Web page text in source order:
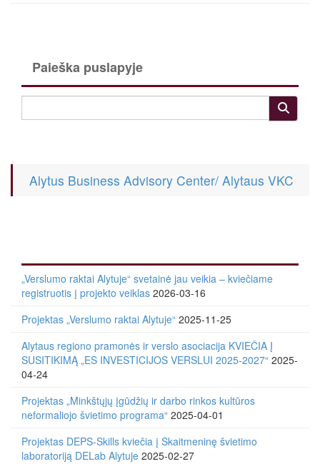
Paieška puslapyje
Alytus Business Advisory Center/ Alytaus VKC
„Verslumo raktai Alytuje“ svetainė jau veikia – kviečiame
registruotis į projekto veiklas 2026-03-16
Projektas „Verslumo raktai Alytuje“ 2025-11-25
Alytaus regiono pramonės ir verslo asociacija KVIEČIA Į
SUSITIKIMĄ „ES INVESTICIJOS VERSLUI 2025-2027“ 2025-
04-24
Projektas „Minkštųjų įgūdžių ir darbo rinkos kultūros
neformaliojo švietimo programa“ 2025-04-01
Projektas DEPS-Skills kviečia į Skaitmeninę švietimo
laboratoriją DELab Alytuje 2025-02-27